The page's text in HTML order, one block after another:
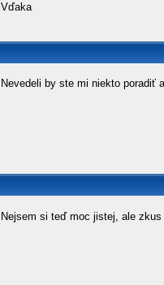
Vďaka
Nevedeli by ste mi niekto poradiť
Nejsem si teď moc jistej, ale